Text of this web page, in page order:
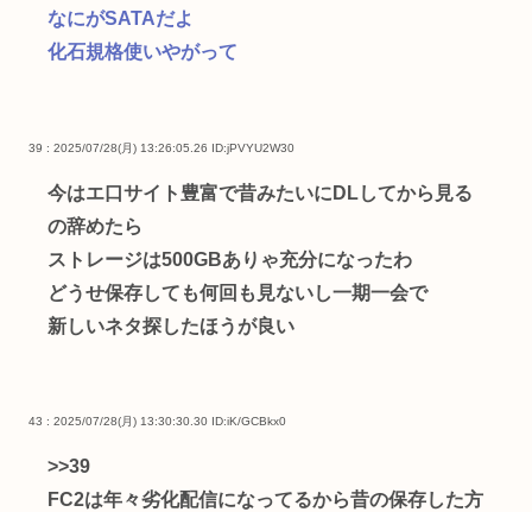
なにがSATAだよ
化石規格使いやがって
39 : 2025/07/28(月) 13:26:05.26 ID:jPVYU2W30
今はエ口サイト豊富で昔みたいにDLしてから見る
の辞めたら
ストレージは500GBありゃ充分になったわ
どうせ保存しても何回も見ないし一期一会で
新しいネタ探したほうが良い
43 : 2025/07/28(月) 13:30:30.30 ID:iK/GCBkx0
>>39
FC2は年々劣化配信になってるから昔の保存した方